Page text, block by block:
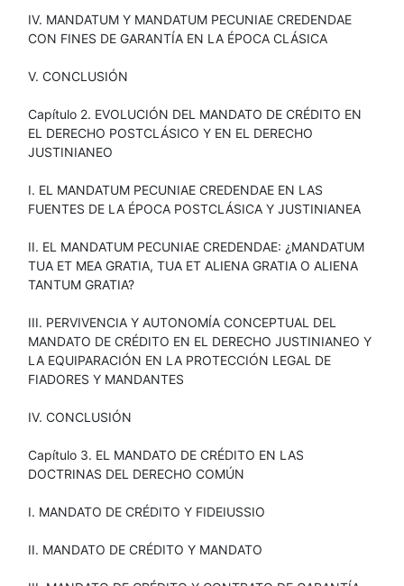
IV. MANDATUM Y MANDATUM PECUNIAE CREDENDAE
CON FINES DE GARANTÍA EN LA ÉPOCA CLÁSICA
V. CONCLUSIÓN
Capítulo 2. EVOLUCIÓN DEL MANDATO DE CRÉDITO EN
EL DERECHO POSTCLÁSICO Y EN EL DERECHO
JUSTINIANEO
I. EL MANDATUM PECUNIAE CREDENDAE EN LAS
FUENTES DE LA ÉPOCA POSTCLÁSICA Y JUSTINIANEA
II. EL MANDATUM PECUNIAE CREDENDAE: ¿MANDATUM
TUA ET MEA GRATIA, TUA ET ALIENA GRATIA O ALIENA
TANTUM GRATIA?
III. PERVIVENCIA Y AUTONOMÍA CONCEPTUAL DEL
MANDATO DE CRÉDITO EN EL DERECHO JUSTINIANEO Y
LA EQUIPARACIÓN EN LA PROTECCIÓN LEGAL DE
FIADORES Y MANDANTES
IV. CONCLUSIÓN
Capítulo 3. EL MANDATO DE CRÉDITO EN LAS
DOCTRINAS DEL DERECHO COMÚN
I. MANDATO DE CRÉDITO Y FIDEIUSSIO
II. MANDATO DE CRÉDITO Y MANDATO